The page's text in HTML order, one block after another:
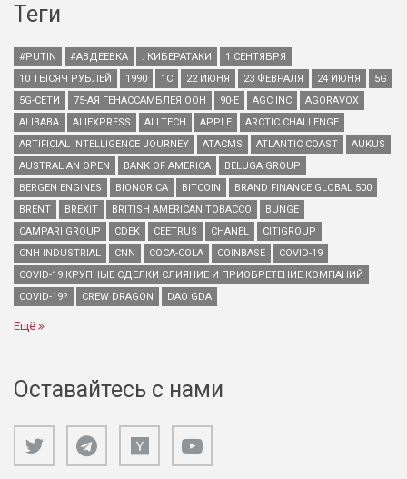
Теги
#PUTIN #АВДЕЕВКА . КИБЕРАТАКИ
1 СЕНТЯБРЯ
10 ТЫСЯЧ РУБЛЕЙ
1990 1С 22 ИЮНЯ 23 ФЕВРАЛЯ 24 ИЮНЯ
5G
5G-СЕТИ
75-АЯ ГЕНАССАМБЛЕЯ ООН 90-Е AGC INC
AGORAVOX
ALIBABA
ALIEXPRESS ALLTECH APPLE
ARCTIC CHALLENGE
ARTIFICIAL INTELLIGENCE JOURNEY
ATACMS ATLANTIC COAST
AUKUS
AUSTRALIAN OPEN
BANK OF AMERICA
BELUGA GROUP
BERGEN ENGINES
BIONORICA BITCOIN
BRAND FINANCE GLOBAL 500
BRENT
BREXIT BRITISH AMERICAN TOBACCO
BUNGE
CAMPARI GROUP
CDEK CEETRUS CHANEL
CITIGROUP
CNH INDUSTRIAL
CNN COCA-COLA COINBASE
COVID-19
COVID-19 КРУПНЫЕ СДЕЛКИ СЛИЯНИЕ И ПРИОБРЕТЕНИЕ КОМПАНИЙ
COVID-19?
CREW DRAGON DAO GDA
Ещё
Оставайтесь с нами